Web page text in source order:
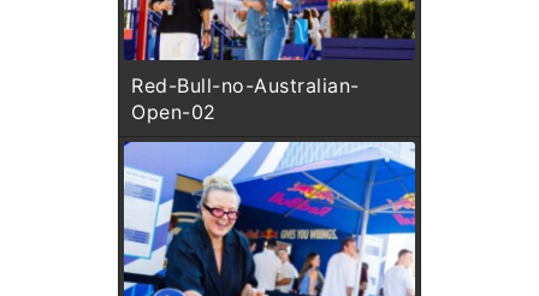
Red-Bull-no-Australian-
Open-02